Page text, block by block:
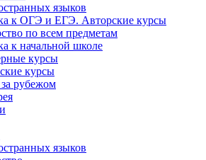
языков
к ОГЭ и ЕГЭ. Авторские курсы
по всем предметам
к начальной школе
курсы
курсы
рубежом
языков